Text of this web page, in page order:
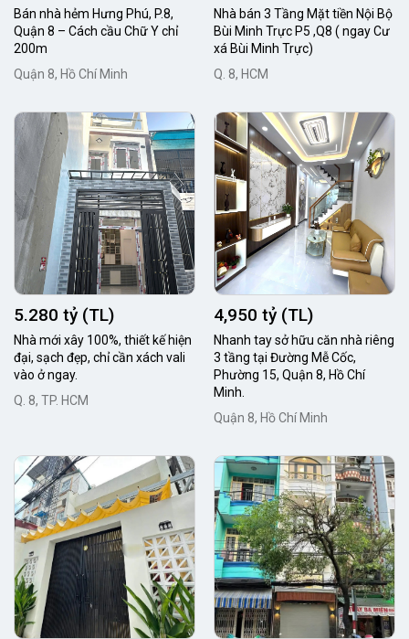
Bán nhà hẻm Hưng Phú, P.8,
Quận 8 – Cách cầu Chữ Y chỉ
200m
Quận 8, Hồ Chí Minh
Nhà bán 3 Tầng Mặt tiền Nội Bộ
Bùi Minh Trực P5 ,Q8 ( ngay Cư
xá Bùi Minh Trực)
Q. 8, HCM
5.280 tỷ (TL)
Nhà mới xây 100%, thiết kế hiện
đại, sạch đẹp, chỉ cần xách vali
vào ở ngay.
Q. 8, TP. HCM
4,950 tỷ (TL)
Nhanh tay sở hữu căn nhà riêng
3 tầng tại Đường Mễ Cốc,
Phường 15, Quận 8, Hồ Chí
Minh.
Quận 8, Hồ Chí Minh